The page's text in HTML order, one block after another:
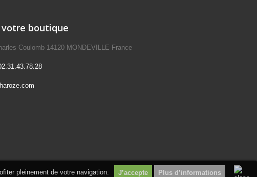
pleinement de votre navigation. Plus d’informations
boutique
Coulomb 14120 MONDEVILLE France